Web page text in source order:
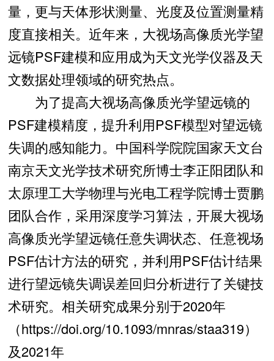
量，更与天体形状测量、光度及位置测量精
度直接相关。近年来，大视场高像质光学望
远镜PSF建模和应用成为天文光学仪器及天
文数据处理领域的研究热点。
为了提高大视场高像质光学望远镜的
PSF建模精度，提升利用PSF模型对望远镜
失调的感知能力。中国科学院院国家天文台
南京天文光学技术研究所博士李正阳团队和
太原理工大学物理与光电工程学院博士贾鹏
团队合作，采用深度学习算法，开展大视场
高像质光学望远镜任意失调状态、任意视场
PSF估计方法的研究，并利用PSF估计结果
进行望远镜失调误差回归分析进行了关键技
术研究。相关研究成果分别于2020年
（https://doi.org/10.1093/mnras/staa319）
及2021年